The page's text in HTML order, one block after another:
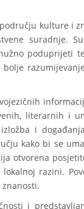
kulture i
suradnje.
poduprijeti
literarnih i
i
kako bi se
otvorena
razini.
i